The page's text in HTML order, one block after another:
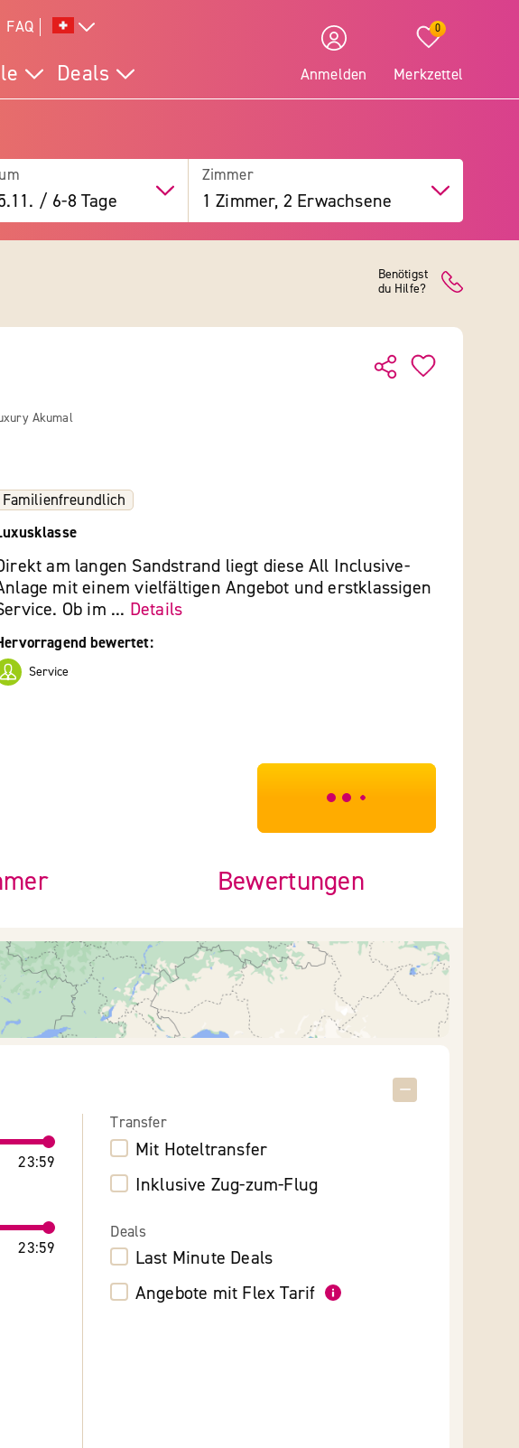
FAQ
Deals Anmelden
0
Merkzettel
/ 6-8 Tage
Zimmer
1 Zimmer, 2 Erwachsene
Benötigst
du Hilfe?
Akumal
Familienfreundlich
am langen Sandstrand liegt diese All Inclusive-
mit einem vielfältigen Angebot und erstklassigen
Ob im ... Details
bewertet:
Service
***************
Bewertungen
23:59
23:59
Transfer
Mit Hoteltransfer
Inklusive Zug-zum-Flug
Deals
Last Minute Deals
Angebote mit Flex Tarif